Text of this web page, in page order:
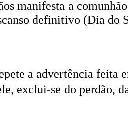
manifesta a
definitivo (Dia do
a advertência feita
exclui-se do perdão,